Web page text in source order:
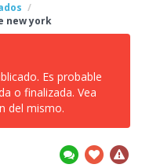
new york
Es probable
o finalizada. Vea
del mismo.